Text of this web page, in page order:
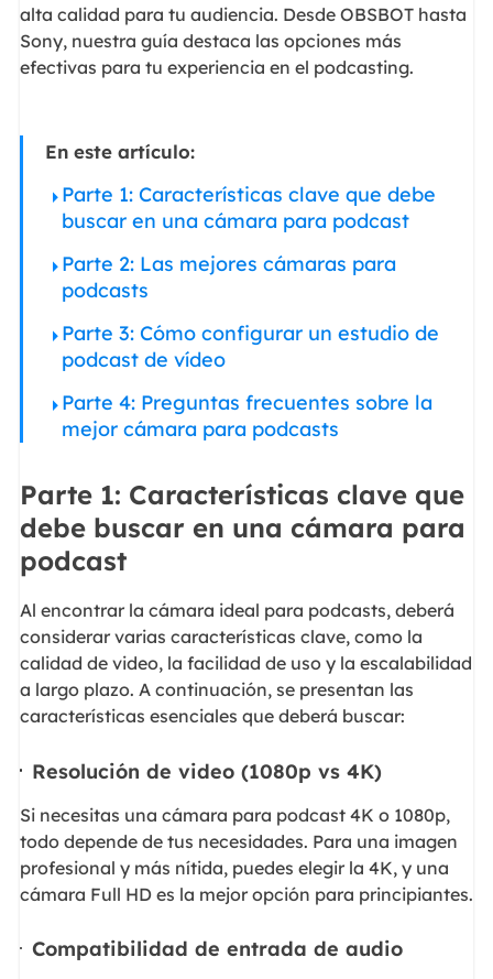
alta calidad para tu audiencia. Desde OBSBOT hasta
Sony, nuestra guía destaca las opciones más
efectivas para tu experiencia en el podcasting.
En este artículo:
Parte 1: Características clave que debe
buscar en una cámara para podcast
Parte 2: Las mejores cámaras para
podcasts
Parte 3: Cómo configurar un estudio de
podcast de vídeo
Parte 4: Preguntas frecuentes sobre la
mejor cámara para podcasts
Parte 1: Características clave que
debe buscar en una cámara para
podcast
Al encontrar la cámara ideal para podcasts, deberá
considerar varias características clave, como la
calidad de video, la facilidad de uso y la escalabilidad
a largo plazo. A continuación, se presentan las
características esenciales que deberá buscar:
Resolución de video (1080p vs 4K)
Si necesitas una cámara para podcast 4K o 1080p,
todo depende de tus necesidades. Para una imagen
profesional y más nítida, puedes elegir la 4K, y una
cámara Full HD es la mejor opción para principiantes.
Compatibilidad de entrada de audio